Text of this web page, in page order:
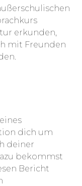
erkunden,
mit Freunden
dich um
deiner
bekommst
Bericht